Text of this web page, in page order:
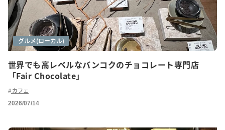
世界でも高レベルなバンコクのチョコレート専門店
「Fair Chocolate」
カフェ巡り
グルメ(ローカル)
カフェ
2026/07/14